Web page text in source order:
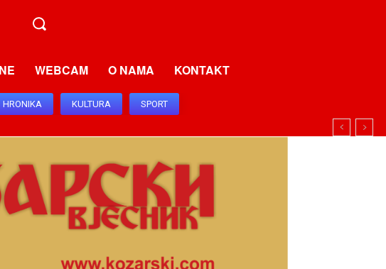
WEBCAM O NAMA KONTAKT
HRONIKA KULTURA SPORT